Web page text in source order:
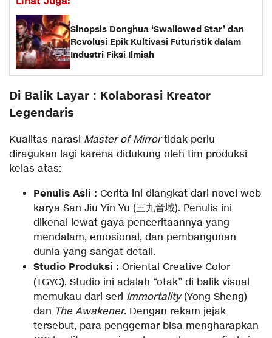
Sinopsis Donghua ‘Swallowed Star’ dan
Revolusi Epik Kultivasi Futuristik dalam
Industri Fiksi Ilmiah
Di Balik Layar : Kolaborasi Kreator
Legendaris
Kualitas narasi Master of Mirrortidak perlu
diragukan lagi karena didukung oleh tim produksi
kelas atas:
Penulis Asli : Cerita ini diangkat dari novel web
karya San Jiu Yin Yu (三九音域). Penulis ini
dikenal lewat gaya penceritaannya yang
mendalam, emosional, dan pembangunan
dunia yang sangat detail.
Studio Produksi : Oriental Creative Color
(TGYC). Studio ini adalah “otak” di balik visual
memukau dari seri Immortality(Yong Sheng)
dan The Awakener. Dengan rekam jejak
tersebut, para penggemar bisa mengharapkan